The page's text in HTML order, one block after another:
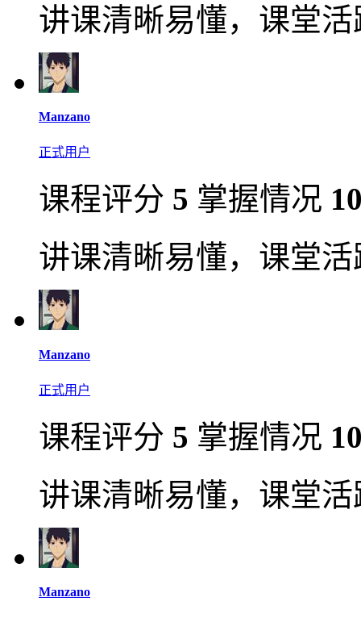
讲课清晰易懂，课堂
Manzano
正式用户
课程评分 5 掌握情况
讲课清晰易懂，课堂
Manzano
正式用户
课程评分 5 掌握情况
讲课清晰易懂，课堂
Manzano